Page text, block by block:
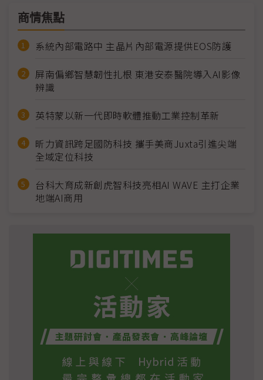
商情焦點
系統內部電路中 主晶片內部電源提供EOS防護
屏南偏鄉智慧韌性扎根 東港安泰醫院導入AI影像
辨識
英特蒙以新一代即時軟體推動工業控制革新
昕力資訊跨足國防科技 攜手美商Juxta引進尖端
全域定位科技
台科大育成新創虎智科技亮相AI WAVE 主打企業
地端AI商用